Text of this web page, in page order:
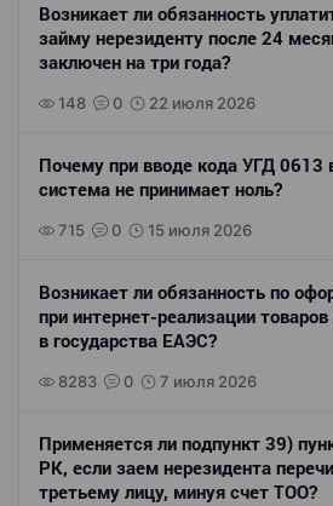
Возникает ли обязанность
займу нерезиденту после 24
заключен на три года?
148 0 22 июля 2026
Почему при вводе кода УГД 0613
система не принимает ноль?
715 0 15 июля 2026
Возникает ли обязанность по
при интернет-реализации
в государства ЕАЭС?
8283 0 7 июля 2026
Применяется ли подпункт 39)
РК, если заем нерезидента
третьему лицу, минуя счет ТОО?